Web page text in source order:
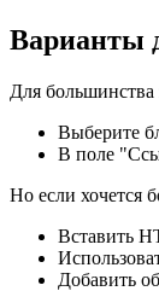
Варианты
Для большинства
Выберите
В поле
Но если хочется
Вставить
Добавить